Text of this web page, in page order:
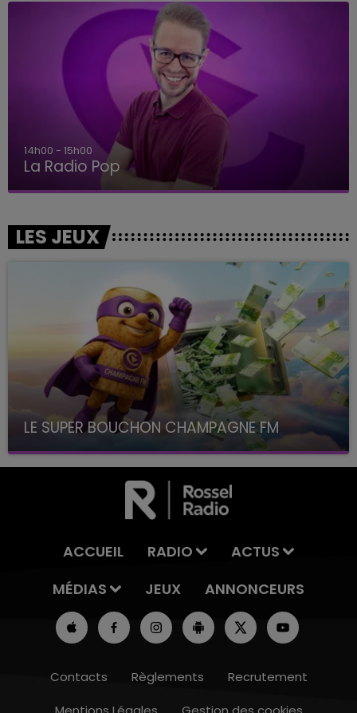
14h00 - 15h00
La Radio Pop
LES JEUX
LE SUPER BOUCHON CHAMPAGNE FM
avec La Famille Champagne FM, à 8H10
ACCUEIL RADIO
ACTUS
MÉDIAS
JEUX ANNONCEURS
Contacts Règlements
Recrutement